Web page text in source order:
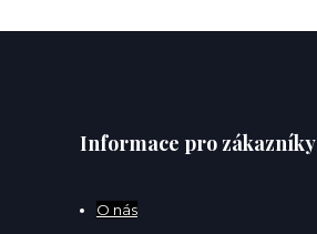
Informace pro zákazníky
O nás